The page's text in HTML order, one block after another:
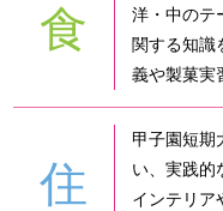
食
洋・中のテ
関する知識
義や製菓実
住
甲子園短期
い、実践的
インテリア